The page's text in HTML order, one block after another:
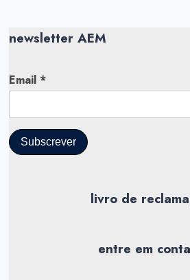
newsletter AEM
Email *
livro de
entre em